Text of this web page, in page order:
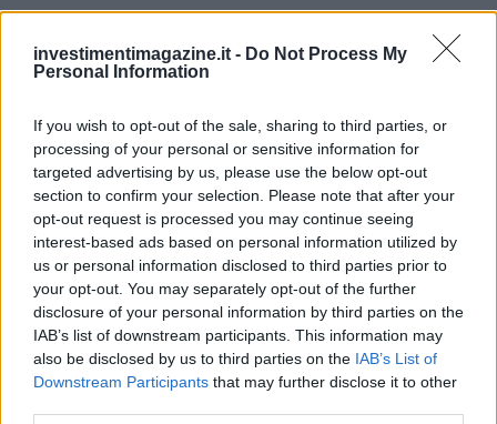
investimentimagazine.it - Do Not Process My
Personal Information
If you wish to opt-out of the sale, sharing to third parties, or
processing of your personal or sensitive information for
targeted advertising by us, please use the below opt-out
section to confirm your selection. Please note that after your
opt-out request is processed you may continue seeing
interest-based ads based on personal information utilized by
us or personal information disclosed to third parties prior to
your opt-out. You may separately opt-out of the further
disclosure of your personal information by third parties on the
IAB’s list of downstream participants. This information may
also be disclosed by us to third parties on the IAB’s List of
Downstream Participants that may further disclose it to other
AUTORE
Staff